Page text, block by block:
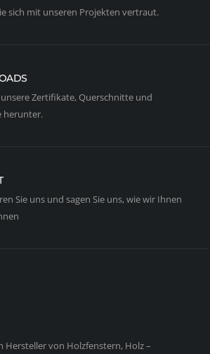
sich mit unseren Projekten vertraut.
unsere Zertifikate, Querschnitte und
herunter.
Sie uns und sagen Sie uns, wie wir Ihnen
Hersteller von Holzfenstern, Holz –